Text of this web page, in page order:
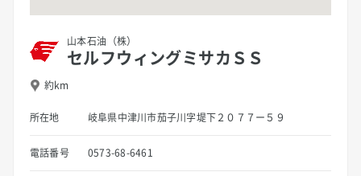
山本石油（株）
セルフウィングミサカＳＳ
約km
所在地 岐阜県中津川市茄子川字堤下２０７７ー５９
電話番号 0573-68-6461